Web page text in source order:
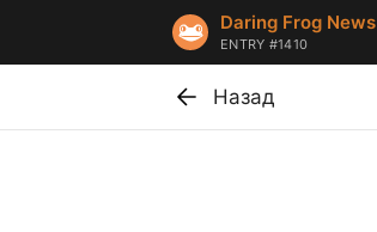
Daring Frog News
ENTRY #1410
Назад